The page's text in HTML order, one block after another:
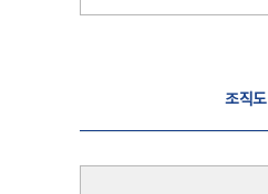
조직도